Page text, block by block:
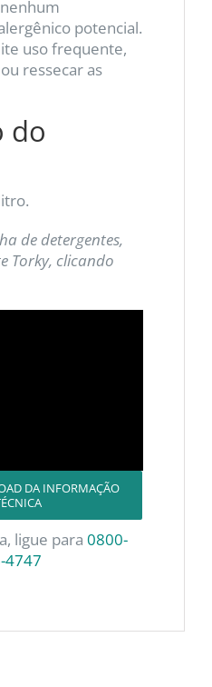
potencial.
uso frequente,
ressecar as
do
de detergentes,
Torky, clicando
DA INFORMAÇÃO
ligue para 0800-
4747